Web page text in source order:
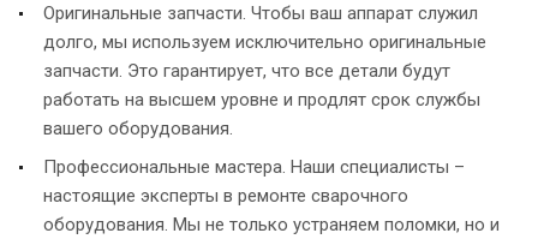
Оригинальные запчасти. Чтобы ваш аппарат служил
долго, мы используем исключительно оригинальные
запчасти. Это гарантирует, что все детали будут
работать на высшем уровне и продлят срок службы
вашего оборудования.
Профессиональные мастера. Наши специалисты –
настоящие эксперты в ремонте сварочного
оборудования. Мы не только устраняем поломки, но и